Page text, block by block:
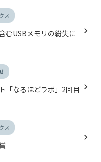
ス
むUSBメモリの紛失に
「なるほどラボ」2回目
ス